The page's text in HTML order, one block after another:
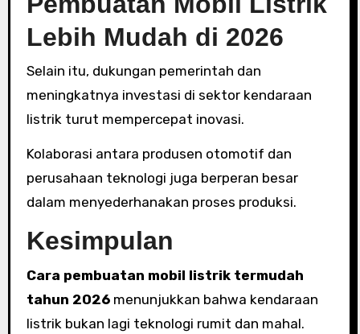
Lebih Mudah di 2026
Selain itu, dukungan pemerintah dan
meningkatnya investasi di sektor kendaraan
listrik turut mempercepat inovasi.
Kolaborasi antara produsen otomotif dan
perusahaan teknologi juga berperan besar
dalam menyederhanakan proses produksi.
Kesimpulan
Cara pembuatan mobil listrik termudah
tahun 2026menunjukkan bahwa kendaraan
listrik bukan lagi teknologi rumit dan mahal.